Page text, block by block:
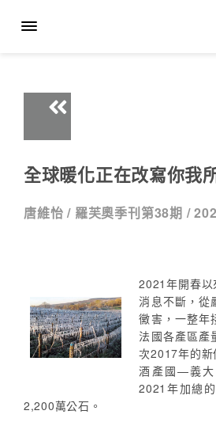
全球暖化正在改寫你我
唐維怡 / 羅芙奧季刊第38期 /
2021年開春
消息不斷，從
黴害，一整年
法國各產區產
次2017年的
酒產國—義
2021年加總
2,200萬公石。